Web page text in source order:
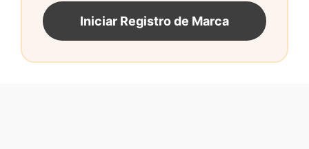
Iniciar Registro de Marca